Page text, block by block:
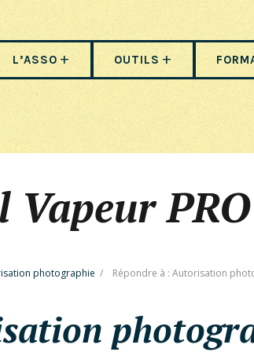
L’ASSO OUTILS
Vapeur PRO
photographie / Répondre à : Autorisation